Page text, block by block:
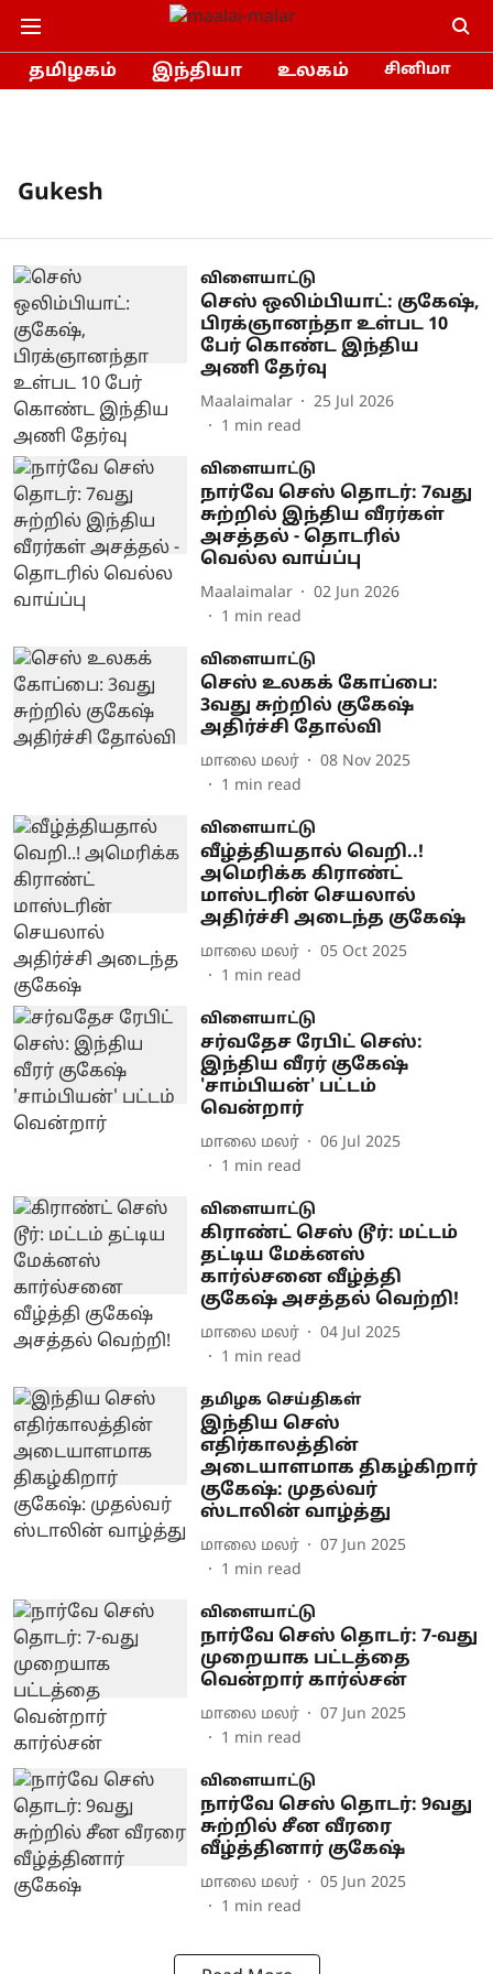
தமிழகம் இந்தியா உலகம் சினிமா
Gukesh
விளையாட்டு
செஸ் ஒலிம்பியாட்: குகேஷ்,
பிரக்ஞானந்தா உள்பட 10
பேர் கொண்ட இந்திய
அணி தேர்வு
Maalaimalar
25 Jul 2026
1 min read
விளையாட்டு
நார்வே செஸ் தொடர்: 7வது
சுற்றில் இந்திய வீரர்கள்
அசத்தல் - தொடரில்
வெல்ல வாய்ப்பு
Maalaimalar
02 Jun 2026
1 min read
விளையாட்டு
செஸ் உலகக் கோப்பை:
3வது சுற்றில் குகேஷ்
அதிர்ச்சி தோல்வி
மாலை மலர்
08 Nov 2025
1 min read
விளையாட்டு
வீழ்த்தியதால் வெறி..!
அமெரிக்க கிராண்ட்
மாஸ்டரின் செயலால்
அதிர்ச்சி அடைந்த குகேஷ்
மாலை மலர்
05 Oct 2025
1 min read
விளையாட்டு
சர்வதேச ரேபிட் செஸ்:
இந்திய வீரர் குகேஷ்
'சாம்பியன்' பட்டம்
வென்றார்
மாலை மலர்
06 Jul 2025
1 min read
விளையாட்டு
கிராண்ட் செஸ் டூர்: மட்டம்
தட்டிய மேக்னஸ்
கார்ல்சனை வீழ்த்தி
குகேஷ் அசத்தல் வெற்றி!
மாலை மலர்
04 Jul 2025
1 min read
தமிழக செய்திகள்
இந்திய செஸ்
எதிர்காலத்தின்
அடையாளமாக திகழ்கிறார்
குகேஷ்: முதல்வர்
ஸ்டாலின் வாழ்த்து
மாலை மலர்
07 Jun 2025
1 min read
விளையாட்டு
நார்வே செஸ் தொடர்: 7-வது
முறையாக பட்டத்தை
வென்றார் கார்ல்சன்
மாலை மலர்
07 Jun 2025
1 min read
விளையாட்டு
நார்வே செஸ் தொடர்: 9வது
சுற்றில் சீன வீரரை
வீழ்த்தினார் குகேஷ்
மாலை மலர்
05 Jun 2025
1 min read